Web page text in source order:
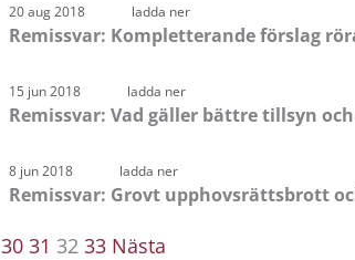
20 aug 2018 ladda ner
Remissvar: Kompletterande förslag
15 jun 2018 ladda ner
Remissvar: Vad gäller bättre tillsyn
8 jun 2018 ladda ner
Remissvar: Grovt upphovsrättsbrott
30 31 32 33 Nästa